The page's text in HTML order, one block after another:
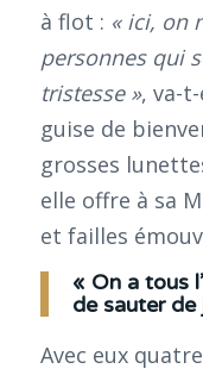
à flot : « ici, on
personnes qui
tristesse », va-
guise de
grosses
elle offre à sa
et failles
« On a tous
de sauter de
Avec eux